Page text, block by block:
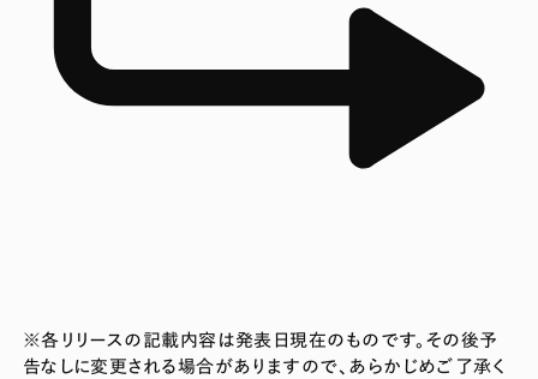
※各リリースの記載内容は発表日現在のものです。その後予
告なしに変更される場合がありますので、あらかじめご了承く